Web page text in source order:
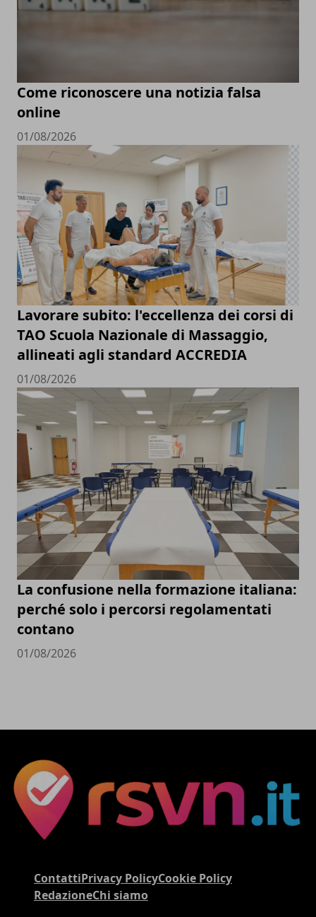
Come riconoscere una notizia falsa
online
01/08/2026
Lavorare subito: l'eccellenza dei corsi di
TAO Scuola Nazionale di Massaggio,
allineati agli standard ACCREDIA
01/08/2026
La confusione nella formazione italiana:
perché solo i percorsi regolamentati
contano
01/08/2026
ContattiPrivacy PolicyCookie Policy
RedazioneChi siamo